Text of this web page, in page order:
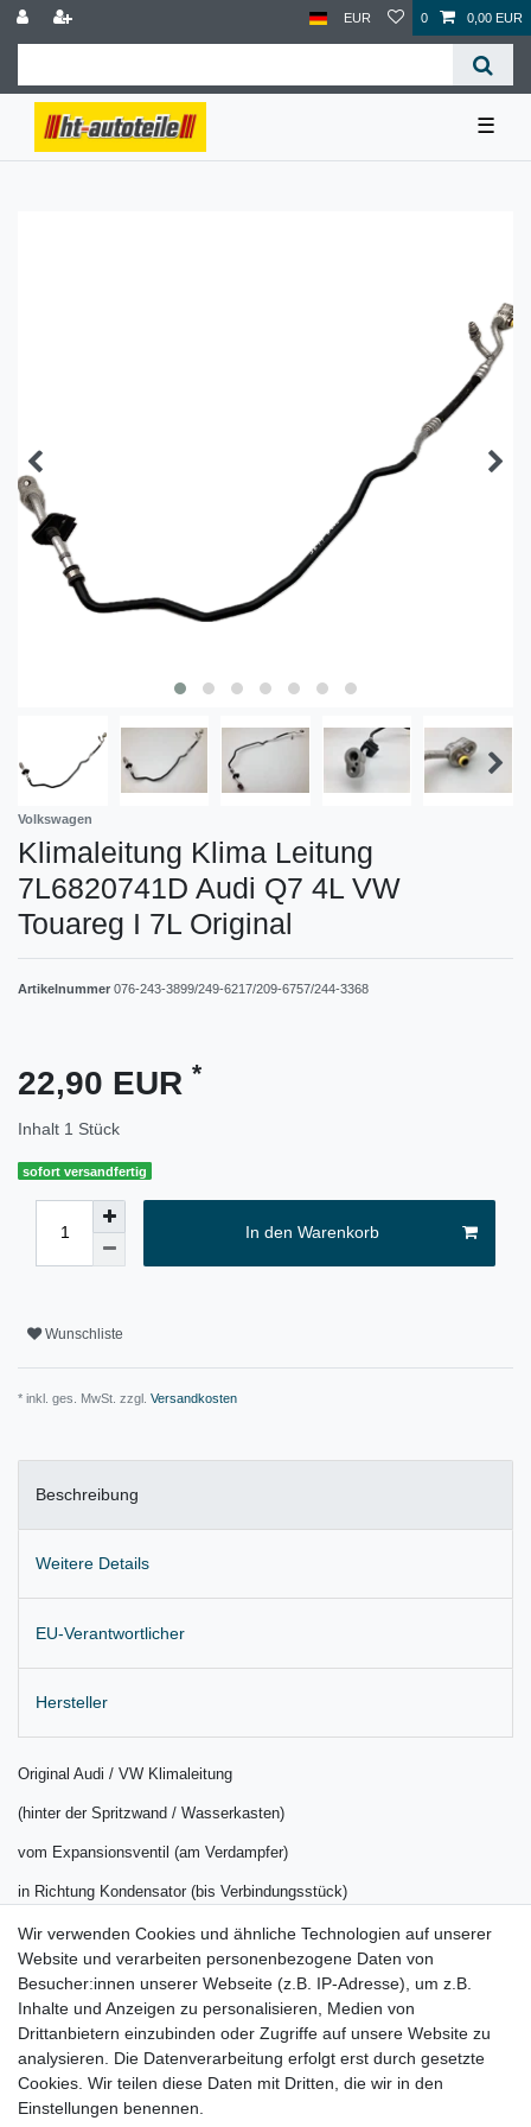
EUR 0 0,00 EUR
☰
Volkswagen
Klimaleitung Klima Leitung
7L6820741D Audi Q7 4L VW
Touareg I 7L Original
Artikelnummer 076-243-3899/249-6217/209-6757/244-3368
22,90 EUR *
Inhalt 1 Stück
sofort versandfertig
In den Warenkorb
Wunschliste
* inkl. ges. MwSt. zzgl. Versandkosten
Beschreibung
Weitere Details
EU-Verantwortlicher
Hersteller
Original Audi / VW Klimaleitung
(hinter der Spritzwand / Wasserkasten)
vom Expansionsventil (am Verdampfer)
in Richtung Kondensator (bis Verbindungsstück)
für alle Motor-Varianten
Lieferung wie abgebildet
für:
Audi Q7 4L Bj. 2005 –
VW Touareg I 7L Bj. 06/2005 – 2010 (ab VIN 7L_6_060001)
Wir verwenden Cookies und ähnliche Technologien auf unserer
Website und verarbeiten personenbezogene Daten von
Besucher:innen unserer Webseite (z.B. IP-Adresse), um z.B.
Inhalte und Anzeigen zu personalisieren, Medien von
Drittanbietern einzubinden oder Zugriffe auf unsere Website zu
analysieren. Die Datenverarbeitung erfolgt erst durch gesetzte
Cookies. Wir teilen diese Daten mit Dritten, die wir in den
Einstellungen benennen.